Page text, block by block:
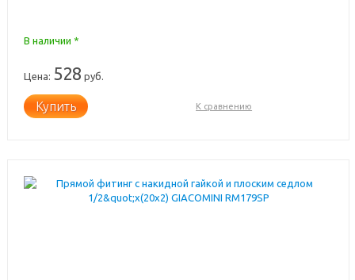
В наличии *
Цена: 528 руб.
Купить К сравнению